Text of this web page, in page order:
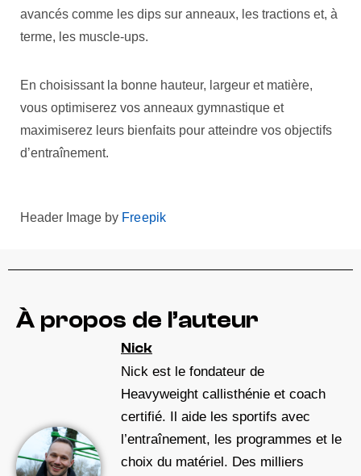
avancés comme les dips sur anneaux, les tractions et, à
terme, les muscle-ups.
En choisissant la bonne hauteur, largeur et matière,
vous optimiserez vos anneaux gymnastique et
maximiserez leurs bienfaits pour atteindre vos objectifs
d’entraînement.
Header Image by Freepik
À propos de l’auteur
Nick
Nick est le fondateur de
Heavyweight callisthénie et coach
certifié. Il aide les sportifs avec
l’entraînement, les programmes et le
choix du matériel. Des milliers